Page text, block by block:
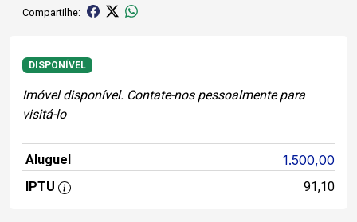
Compartilhe:
DISPONÍVEL
Imóvel disponível. Contate-nos pessoalmente para
visitá-lo
Aluguel 1.500,00
IPTU 91,10